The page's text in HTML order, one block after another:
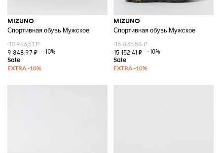
MIZUNO
Спортивная обувь Мужское
10 943,51 ₽
9 848,97 ₽
-10%
MIZUNO
Спортивная обувь Мужское
16 835,58 ₽
15 152,41 ₽
-10%